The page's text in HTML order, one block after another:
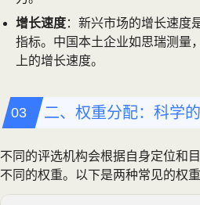
增长速度：新兴市场的增长速度
指标。中国本土企业如思瑞测量
上的增长速度。
二、权重分配：科学
不同的评选机构会根据自身定位和
不同的权重。以下是两种常见的权重